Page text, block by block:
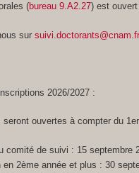
(bureau 9.A2.27) est
sursuivi.doctorants@cnam.fr
2026/2027 :
ouvertes à compter du
comité de suivi : 15 septembre
2ème année et plus : 30